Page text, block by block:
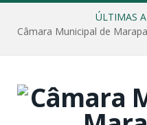
ÚLTIMAS